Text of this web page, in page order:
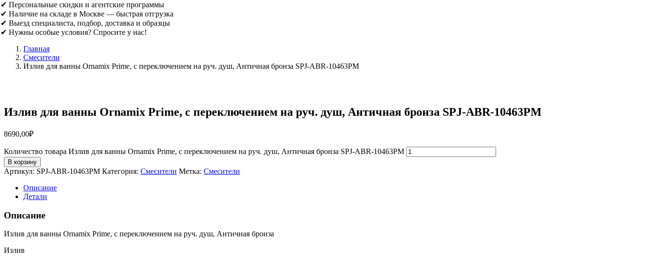
✔ Персональные скидки и агентские программы
✔ Наличие на складе в Москве — быстрая отгрузка
✔ Выезд специалиста, подбор, доставка и образцы
✔ Нужны особые условия? Спросите у нас!
Главная
Смесители
Излив для ванны Ornamix Prime, с переключением на руч. душ, Античная бронза SPJ-ABR-10463PM
Излив для ванны Ornamix Prime, с переключением на руч. душ, Античная бронза SPJ-ABR-10463PM
8690,00₽
Количество товара Излив для ванны Ornamix Prime, с переключением на руч. душ, Античная бронза SPJ-ABR-10463PM
В корзину
Артикул: SPJ-ABR-10463PM Категория: Смесители Метка: Смесители
Описание
Детали
Описание
Излив для ванны Ornamix Prime, с переключением на руч. душ, Античная бронза
Излив